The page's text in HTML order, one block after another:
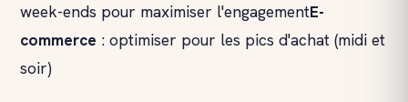
week-ends pour maximiser l'engagementE-
commerce : optimiser pour les pics d'achat (midi et
soir)